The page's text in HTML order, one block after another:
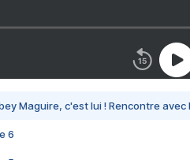
Maguire, c'est lui ! Rencontre avec
6